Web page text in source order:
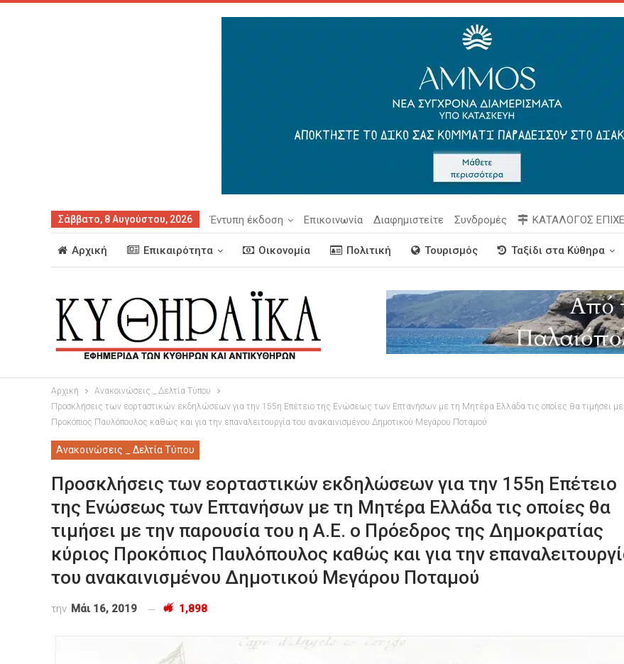
Σάββατο, 8 Αυγούστου, 2026 Έντυπη έκδοση Επικοινωνία Διαφημιστείτε Συνδρομές ΚΑΤΑΛΟΓΟΣ
Αρχική Επικαιρότητα Οικονομία Πολιτική Τουρισμός Ταξίδι στα Κύθηρα
Αρχική
Ανακοινώσεις _ Δελτία Τύπου
Προσκλήσεις των εορταστικών εκδηλώσεων για την 155η Επέτειο της Ενώσεως των Επτανήσων με τη Μητέρα Ελλάδα τις οποίες θα τιμήσει
Προκόπιος Παυλόπουλος καθώς και για την επαναλειτουργία του ανακαινισμένου Δημοτικού Μεγάρου Ποταμού
Ανακοινώσεις _ Δελτία Τύπου
Προσκλήσεις των εορταστικών εκδηλώσεων για την 155η Επέτειο
της Ενώσεως των Επτανήσων με τη Μητέρα Ελλάδα τις οποίες θα
τιμήσει με την παρουσία του η Α.Ε. ο Πρόεδρος της Δημοκρατίας
κύριος Προκόπιος Παυλόπουλος καθώς και για την
του ανακαινισμένου Δημοτικού Μεγάρου Ποταμού
την Μάι 16, 2019 1,898